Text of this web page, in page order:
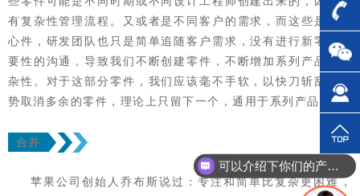
有复杂性管理流程。又或者是不同客户的需求，而这些是非核
心件，研发团队也只是简单追随客户需求，没有进行新零件必
要性的沟通，导致我们不断创建零件，不断增加系列产品的复
杂性。对于这部分零件，我们应该毫不手软，以快刀斩乱麻之
势取消多余的零件，理论上只留下一个，通用于系列产品。
合并
苹果公司创始人乔布斯说过：专注和简单比复杂更困难，
可以介绍下你们的产品么？